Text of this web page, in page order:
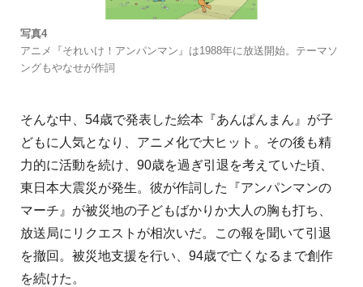
写真4
アニメ『それいけ！アンパンマン』は1988年に放送開始。テーマソ
ングもやなせが作詞
そんな中、54歳で発表した絵本『あんぱんまん』が子
どもに人気となり、アニメ化で大ヒット。その後も精
力的に活動を続け、90歳を過ぎ引退を考えていた頃、
東日本大震災が発生。彼が作詞した『アンパンマンの
マーチ』が被災地の子どもばかりか大人の胸も打ち、
放送局にリクエストが相次いだ。この報を聞いて引退
を撤回。被災地支援を行い、94歳で亡くなるまで創作
を続けた。